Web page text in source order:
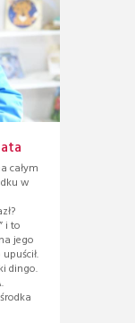
całym
w
i to
jego
dingo.